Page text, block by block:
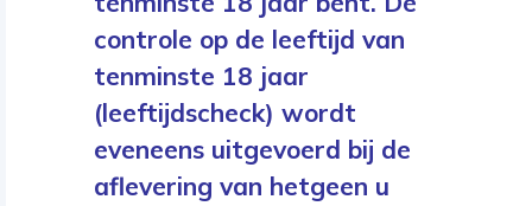
controle op de leeftijd van
tenminste 18 jaar
(leeftijdscheck) wordt
eveneens uitgevoerd bij de
aflevering van hetgeen u